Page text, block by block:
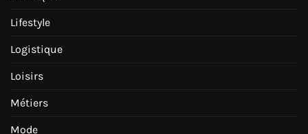
Lifestyle
Logistique
Loisirs
Métiers
Mode